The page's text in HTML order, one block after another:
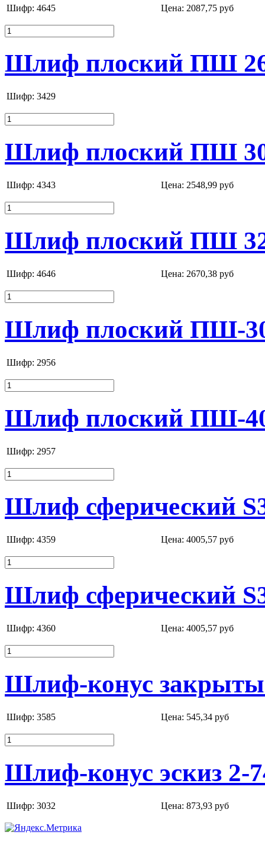
Шифр: 4645 Цена: 2087,75 руб
Шлиф плоский ПШ 26
Шифр: 3429
Шлиф плоский ПШ 30
Шифр: 4343 Цена: 2548,99 руб
Шлиф плоский ПШ 32
Шифр: 4646 Цена: 2670,38 руб
Шлиф плоский ПШ-30
Шифр: 2956
Шлиф плоский ПШ-40
Шифр: 2957
Шлиф сферический
Шифр: 4359 Цена: 4005,57 руб
Шлиф сферический
Шифр: 4360 Цена: 4005,57 руб
Шлиф-конус
Шифр: 3585 Цена: 545,34 руб
Шлиф-конус эскиз 2-
Шифр: 3032 Цена: 873,93 руб